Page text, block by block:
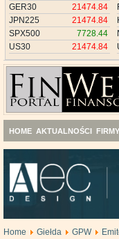
GER30
21474.84
JPN225
21474.84
SPX500
7728.44
US30
21474.84
HOME AKTUALNOŚCI FIRMY
Home Giełda GPW